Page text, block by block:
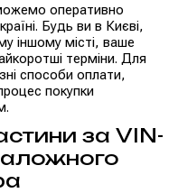
оперативно
Будь ви в Києві,
іншому місті, ваше
терміни. Для
способи оплати,
покупки
за VIN-